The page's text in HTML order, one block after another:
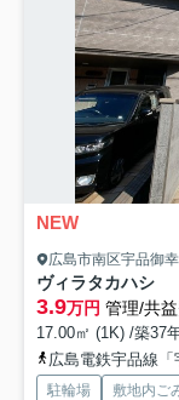
NEW
広島市南区宇品御幸
ヴィラタカハシ
3.9万円 管理/共
17.00㎡ (1K) /築37
広島電鉄宇品線
駐輪場 敷地内ご